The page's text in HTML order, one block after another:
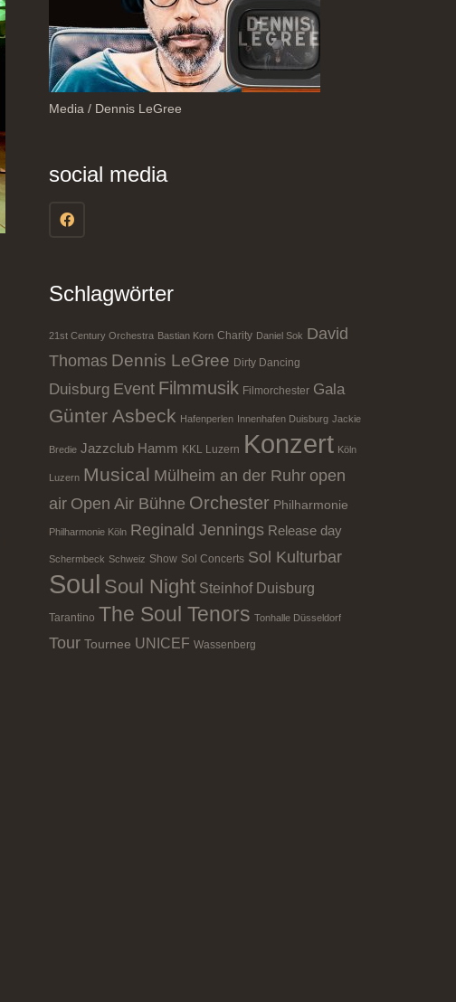
Media / Dennis LeGree
social media
Schlagwörter
21st Century Orchestra Bastian Korn Charity Daniel Sok David
Thomas Dennis LeGree Dirty Dancing
Duisburg Event Filmmusik Filmorchester Gala
Günter Asbeck Hafenperlen Innenhafen Duisburg Jackie
Bredie Jazzclub Hamm KKL Luzern Konzert Köln
Luzern Musical Mülheim an der Ruhr open
air Open Air Bühne Orchester Philharmonie
Philharmonie Köln Reginald Jennings Release day
Schermbeck Schweiz Show Sol Concerts Sol Kulturbar
Soul Soul Night Steinhof Duisburg
Tarantino The Soul Tenors Tonhalle Düsseldorf
Tour Tournee UNICEF Wassenberg